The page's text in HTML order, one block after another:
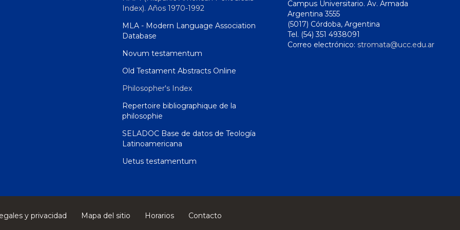
Index). Años 1970-1992
MLA - Modern Language Association
Database
Novum testamentum
Old Testament Abstracts Online
Philosopher's Index
Repertoire bibliographique de la
philosophie
SELADOC Base de datos de Teología
Latinoamericana
Uetus testamentum
Campus Universitario. Av. Armada
Argentina 3555
(5017) Córdoba, Argentina
Tel. (54) 351 4938091
Correo electrónico: stromata@ucc.edu.ar
y privacidad Mapa del sitio Horarios
Contacto